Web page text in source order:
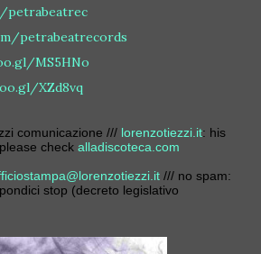
petrabeatrecords
MS5HNo
XZd8vq
comunicazione /// lorenzotiezzi.it: his
check alladiscoteca.com
/// no spam:
stop (decreto legislativo